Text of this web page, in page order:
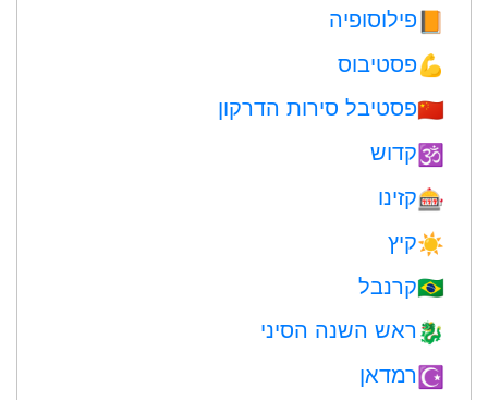
📙 פילוסופיה
💪פסטיבוס
🇨🇳פסטיבל סירות הדרקון
🕉קדוש
🎰קזינו
☀️קיץ
🇧🇷קרנבל
🐉 ראש השנה הסיני
☪️ רמדאן